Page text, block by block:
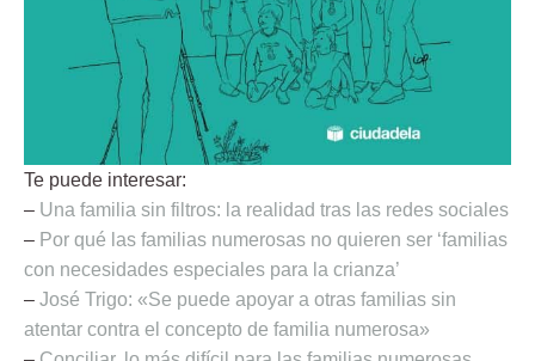
Te puede interesar:
– Una familia sin filtros: la realidad tras las redes sociales
– Por qué las familias numerosas no quieren ser ‘familias
con necesidades especiales para la crianza’
– José Trigo: «Se puede apoyar a otras familias sin
atentar contra el concepto de familia numerosa»